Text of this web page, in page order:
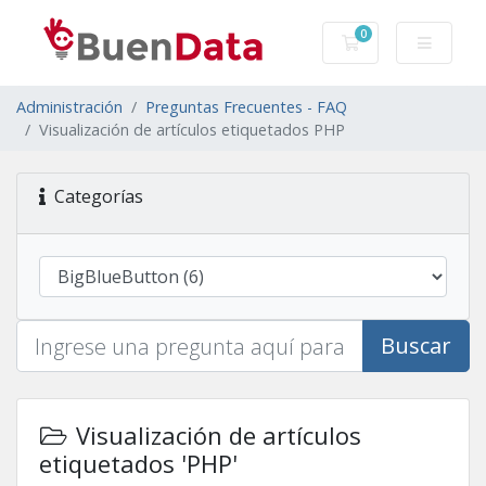
0
Carro de Pedidos
Administración
Preguntas Frecuentes - FAQ
Visualización de artículos etiquetados PHP
Categorías
Buscar
Visualización de artículos
etiquetados 'PHP'